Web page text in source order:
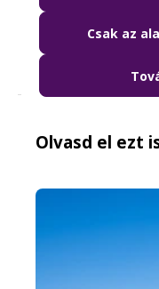
Olvasd el ezt
Csak az